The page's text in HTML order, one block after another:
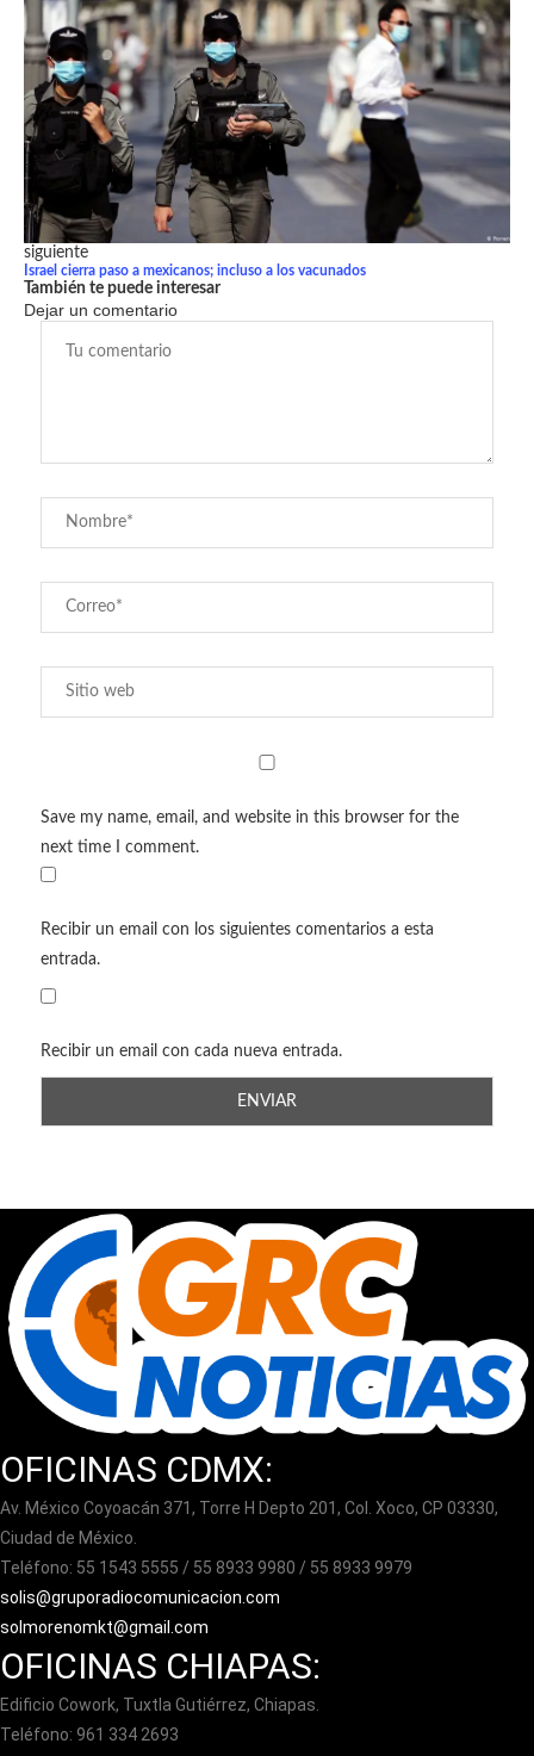
siguiente
Israel cierra paso a mexicanos; incluso a los vacunados
También te puede interesar
Dejar un comentario
Save my name, email, and website in this browser for the
next time I comment.
Recibir un email con los siguientes comentarios a esta
entrada.
Recibir un email con cada nueva entrada.
OFICINAS CDMX:
Av. México Coyoacán 371, Torre H Depto 201, Col. Xoco, CP 03330,
Ciudad de México.
Teléfono: 55 1543 5555 / 55 8933 9980 / 55 8933 9979
solis@gruporadiocomunicacion.com
solmorenomkt@gmail.com
OFICINAS CHIAPAS:
Edificio Cowork, Tuxtla Gutiérrez, Chiapas.
Teléfono: 961 334 2693